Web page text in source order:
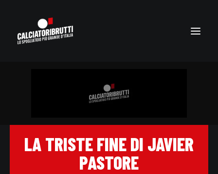
LA TRISTE FINE DI JAVIER
PASTORE